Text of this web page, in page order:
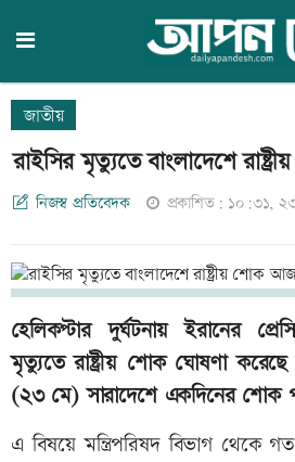
জাতীয়
রাইসির মৃত্যুতে বাংলাদেশে
নিজস্ব প্রতিবেদক প্রকাশিত: ১০:৩১,
হেলিকপ্টার দুর্ঘটনায় ইরানের
মৃত্যুতে রাষ্ট্রীয় শোক ঘোষণা করেছে
(২৩ মে) সারাদেশে একদিনের শোক
এ বিষয়ে মন্ত্রিপরিষদ বিভাগ থেকে